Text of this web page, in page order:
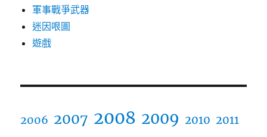
軍事戰爭武器
迷因哏圖
遊戲
2006 2007 2008 2009 2010 2011